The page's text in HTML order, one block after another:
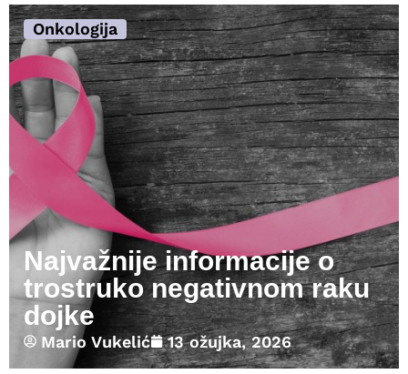
Onkologija
Najvažnije informacije o
trostruko negativnom raku
dojke
Mario Vukelić 13 ožujka, 2026